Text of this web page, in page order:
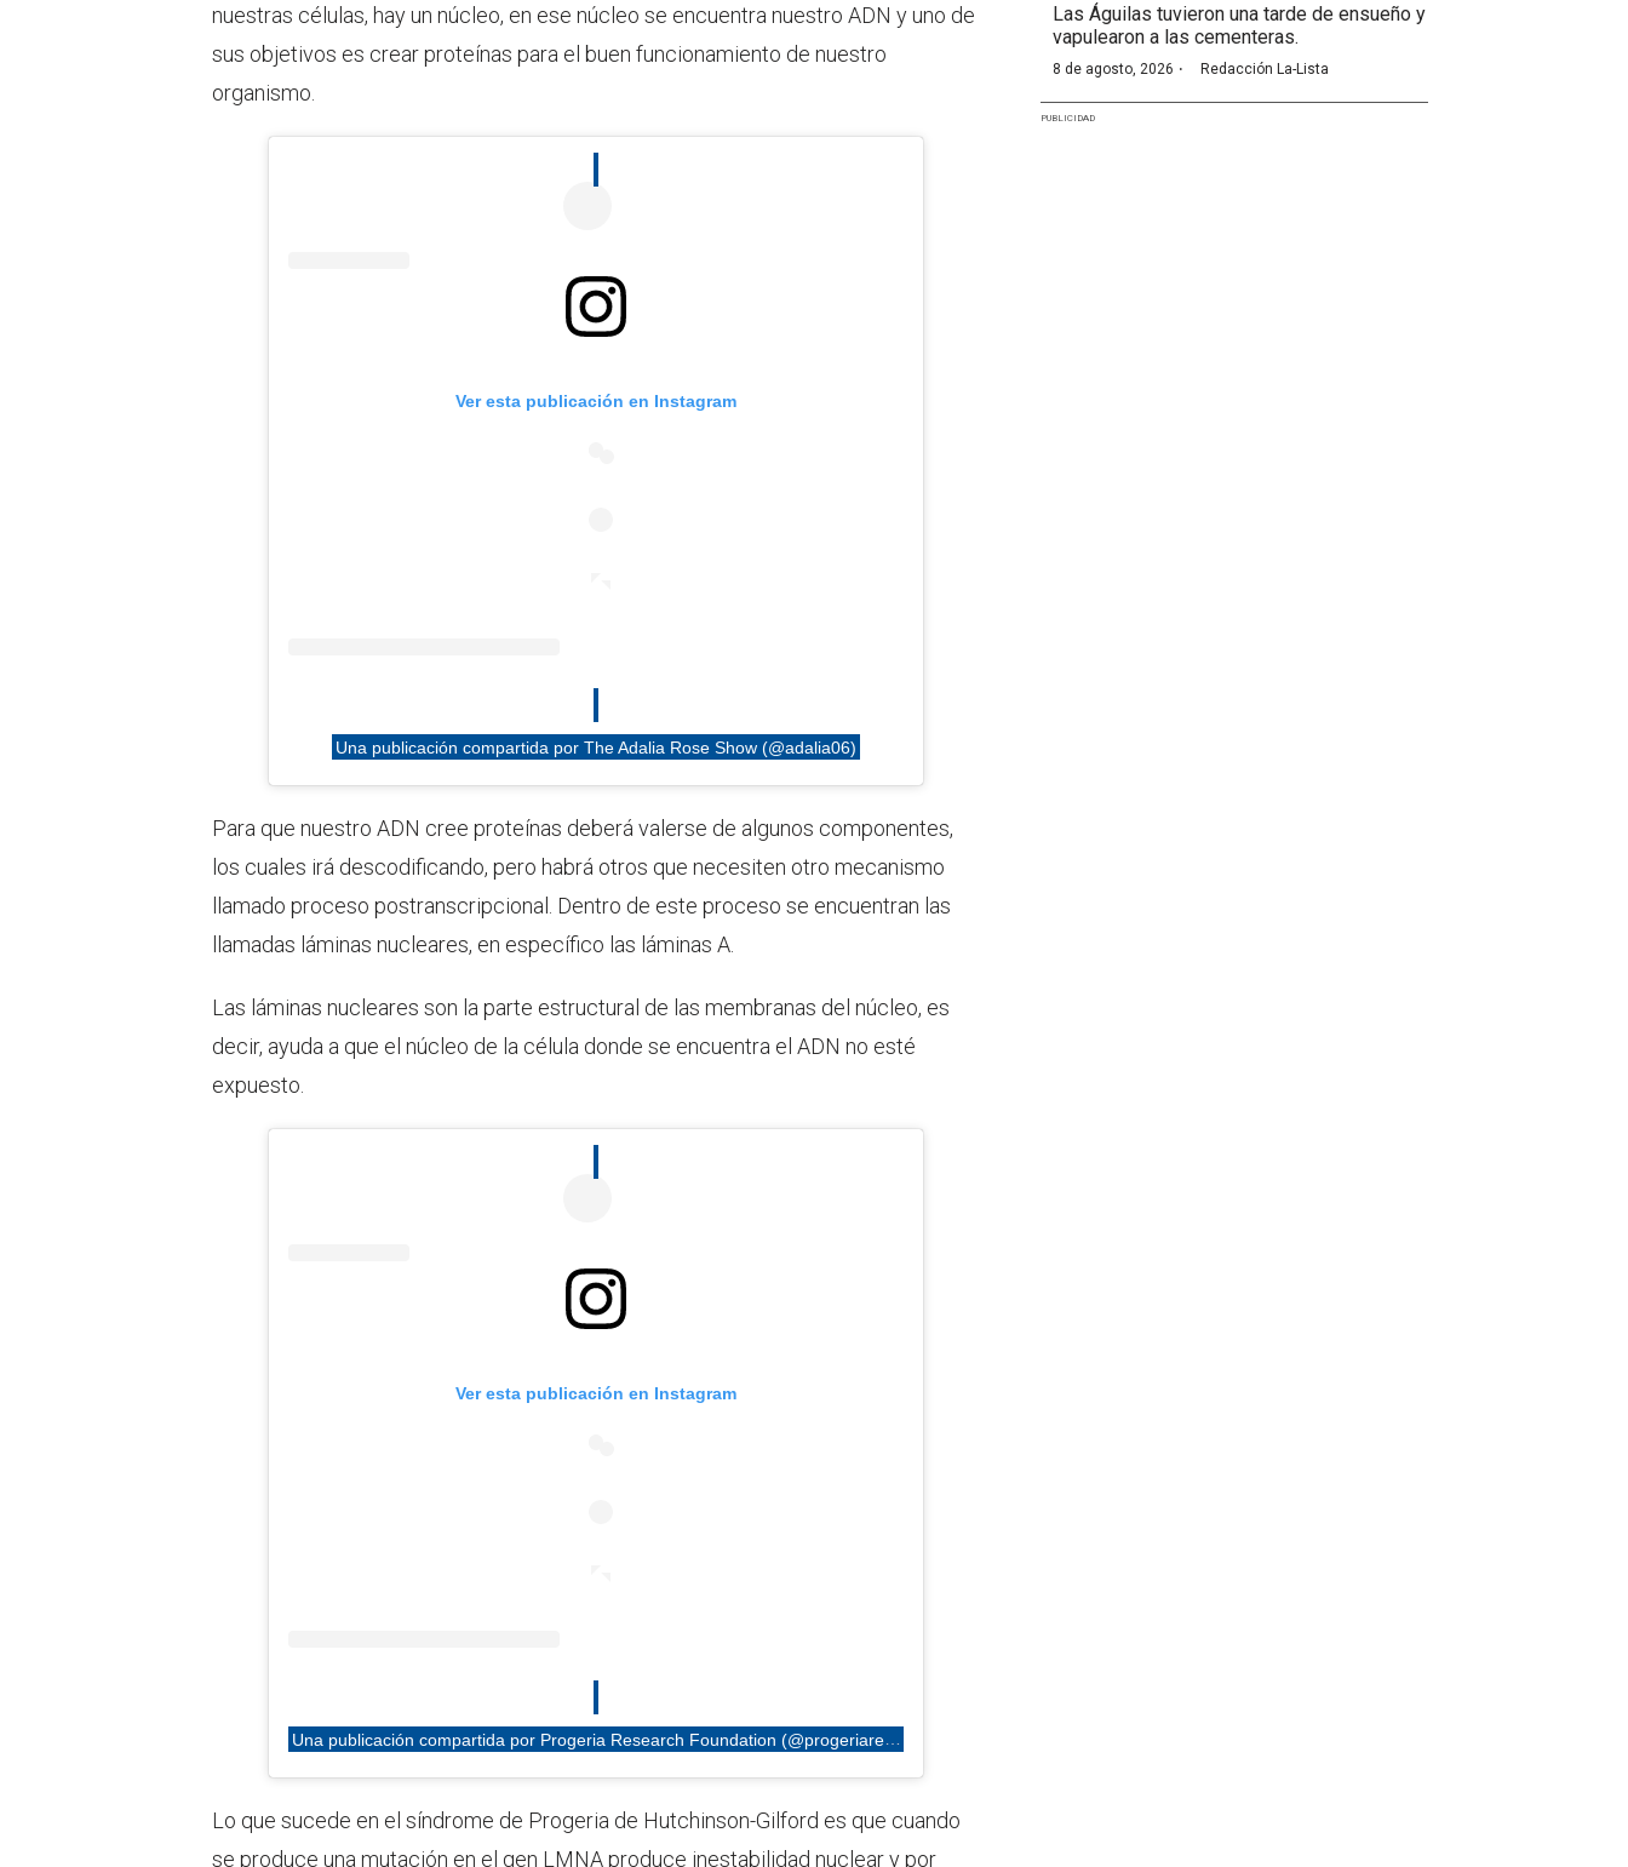
nuestras células, hay un núcleo, en ese núcleo se encuentra nuestro ADN y uno de
sus objetivos es crear proteínas para el buen funcionamiento de nuestro
organismo.
Ver esta publicación en Instagram
Una publicación compartida por The Adalia Rose Show (@adalia06)
Para que nuestro ADN cree proteínas deberá valerse de algunos componentes,
los cuales irá descodificando, pero habrá otros que necesiten otro mecanismo
llamado proceso postranscripcional. Dentro de este proceso se encuentran las
llamadas láminas nucleares, en específico las láminas A.
Las láminas nucleares son la parte estructural de las membranas del núcleo, es
decir, ayuda a que el núcleo de la célula donde se encuentra el ADN no esté
expuesto.
Ver esta publicación en Instagram
Una publicación compartida por Progeria Research Foundation (@progeriaresearch)
Lo que sucede en el síndrome de Progeria de Hutchinson-Gilford es que cuando
se produce una mutación en el gen LMNA produce inestabilidad nuclear y por
Las Águilas tuvieron una tarde de ensueño y
vapulearon a las cementeras.
8 de agosto, 2026 · Redacción La-Lista
PUBLICIDAD